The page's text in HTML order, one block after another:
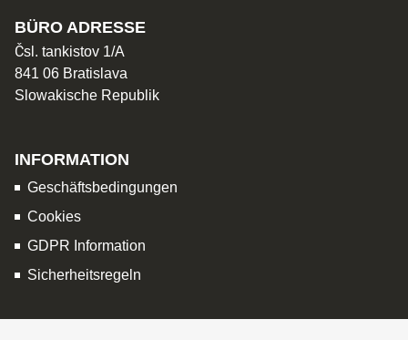
BÜRO ADRESSE
Čsl. tankistov 1/A
841 06 Bratislava
Slowakische Republik
INFORMATION
Geschäftsbedingungen
Cookies
GDPR Information
Sicherheitsregeln